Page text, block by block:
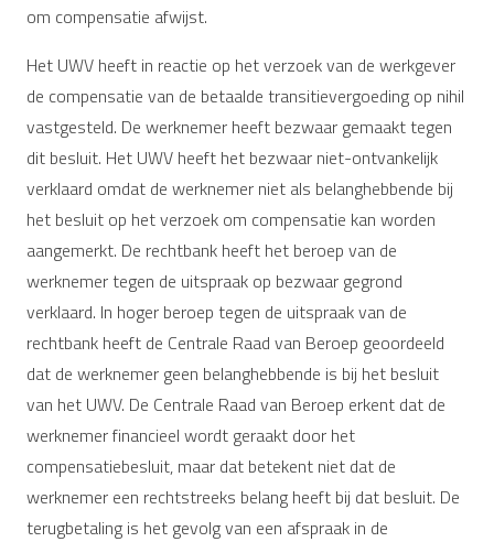
om compensatie afwijst.
Het UWV heeft in reactie op het verzoek van de werkgever
de compensatie van de betaalde transitievergoeding op nihil
vastgesteld. De werknemer heeft bezwaar gemaakt tegen
dit besluit. Het UWV heeft het bezwaar niet-ontvankelijk
verklaard omdat de werknemer niet als belanghebbende bij
het besluit op het verzoek om compensatie kan worden
aangemerkt. De rechtbank heeft het beroep van de
werknemer tegen de uitspraak op bezwaar gegrond
verklaard. In hoger beroep tegen de uitspraak van de
rechtbank heeft de Centrale Raad van Beroep geoordeeld
dat de werknemer geen belanghebbende is bij het besluit
van het UWV. De Centrale Raad van Beroep erkent dat de
werknemer financieel wordt geraakt door het
compensatiebesluit, maar dat betekent niet dat de
werknemer een rechtstreeks belang heeft bij dat besluit. De
terugbetaling is het gevolg van een afspraak in de